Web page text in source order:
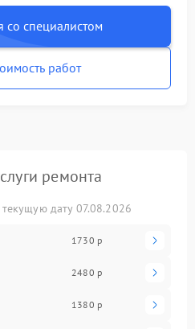
со специалистом
работ
ремонта
дату 07.08.2026
1730 р
2480 р
1380 р